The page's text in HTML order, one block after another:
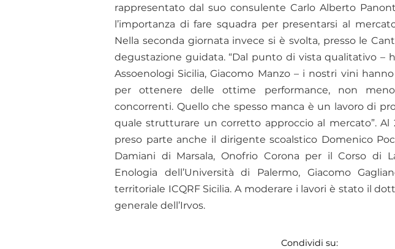
rappresentato dal suo consulente Carlo Alberto
l’importanza di fare squadra per presentarsi al
Nella seconda giornata invece si è svolta, presso le
degustazione guidata. “Dal punto di vista qualitativo –
Assoenologi Sicilia, Giacomo Manzo – i nostri vini
per ottenere delle ottime performance, non
concorrenti. Quello che spesso manca è un lavoro di
quale strutturare un corretto approccio al mercato”. Al
preso parte anche il dirigente scoalstico Domenico
Damiani di Marsala, Onofrio Corona per il Corso di
Enologia dell’Università di Palermo, Giacomo
territoriale ICQRF Sicilia. A moderare i lavori è stato il
generale dell’Irvos.
Condividi su: